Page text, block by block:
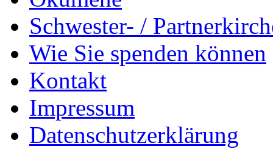
Schwester- /
Wie Sie spenden können
Kontakt
Impressum
Datenschutzerklärung